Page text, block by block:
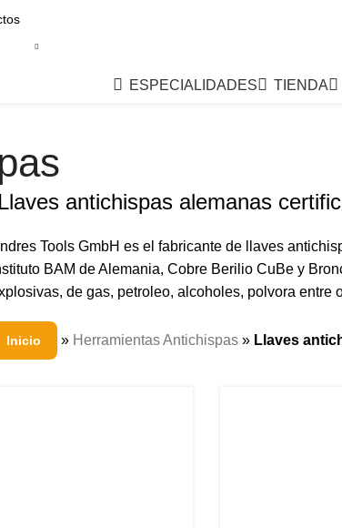
ESPECIALIDADES TIENDA
antichispas alemanas
Tools GmbH es el fabricante de llaves
BAM de Alemania, Cobre Berilio CuBe y
de gas, petroleo, alcoholes, polvora entre
Inicio » Herramientas Antichispas» Llaves